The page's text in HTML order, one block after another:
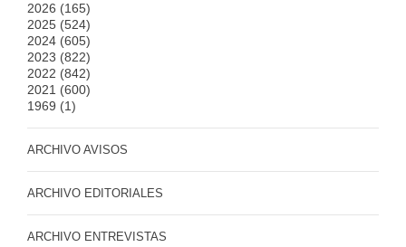
2026 (165)
2025 (524)
2024 (605)
2023 (822)
2022 (842)
2021 (600)
1969 (1)
ARCHIVO AVISOS
ARCHIVO EDITORIALES
ARCHIVO ENTREVISTAS